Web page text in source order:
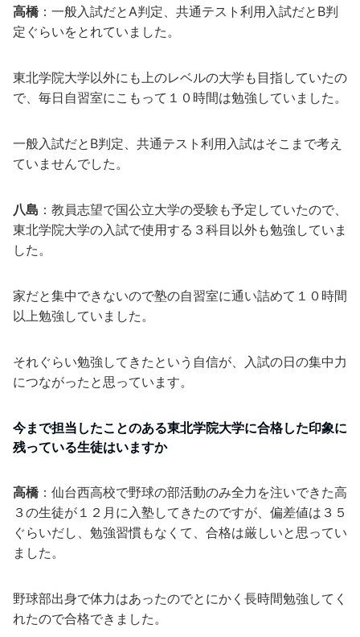
高橋：一般入試だとA判定、共通テスト利用入試だとB判
定ぐらいをとれていました。
東北学院大学以外にも上のレベルの大学も目指していたの
で、毎日自習室にこもって１０時間は勉強していました。
一般入試だとB判定、共通テスト利用入試はそこまで考え
ていませんでした。
八島 ：教員志望で国公立大学の受験も予定していたので、
東北学院大学の入試で使用する３科目以外も勉強していま
した。
家だと集中できないので塾の自習室に通い詰めて１０時間
以上勉強していました。
それぐらい勉強してきたという自信が、入試の日の集中力
につながったと思っています。
今まで担当したことのある東北学院大学に合格した印象に
残っている生徒はいますか
高橋：仙台西高校で野球の部活動のみ全力を注いできた高
３の生徒が１２月に入塾してきたのですが、偏差値は３５
ぐらいだし、勉強習慣もなくて、合格は厳しいと思ってい
ました。
野球部出身で体力はあったのでとにかく長時間勉強してく
れたので合格できました。